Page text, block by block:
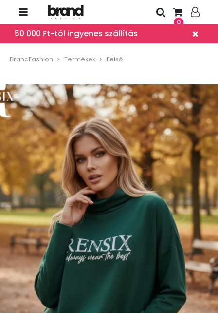
0
50 000 Ft-tól ingyenes szállítás
BrandFashion Termékek Felső